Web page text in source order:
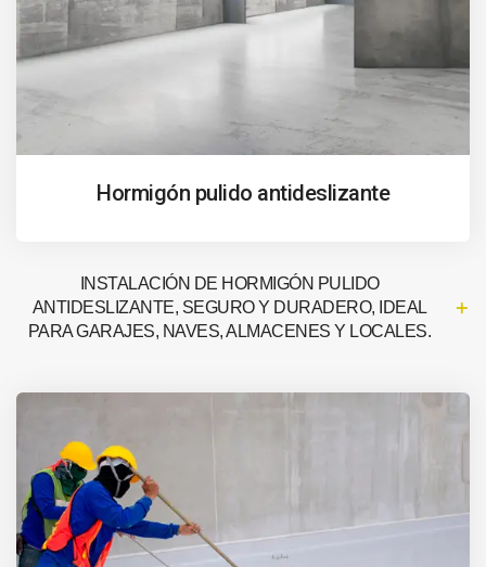
Hormigón pulido antideslizante
INSTALACIÓN DE HORMIGÓN PULIDO
ANTIDESLIZANTE, SEGURO Y DURADERO, IDEAL
PARA GARAJES, NAVES, ALMACENES Y LOCALES.